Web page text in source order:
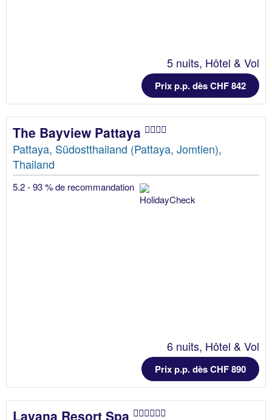
5 nuits, Hôtel & Vol
Prix p.p. dès CHF 842
The Bayview Pattaya
Pattaya, Südostthailand (Pattaya, Jomtien),
Thailand
5.2 - 93 % de recommandation
6 nuits, Hôtel & Vol
Prix p.p. dès CHF 890
Layana Resort Spa